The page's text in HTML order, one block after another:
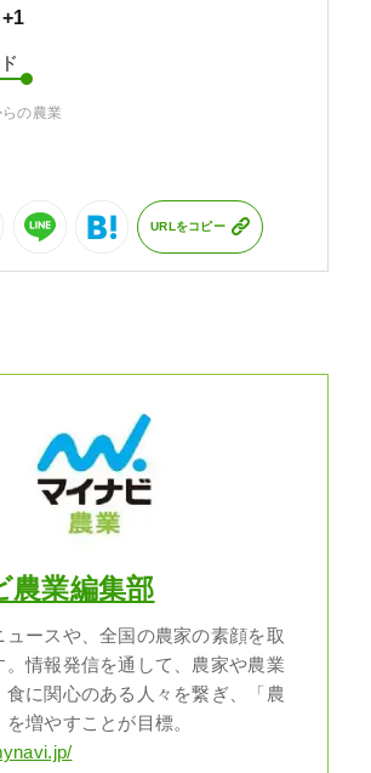
+1
の農業
URLをコピー
農業編集部
ュースや、全国の農家の素顔を取
。情報発信を通して、農家や農業
食に関心のある人々を繋ぎ、「農
増やすことが目標。